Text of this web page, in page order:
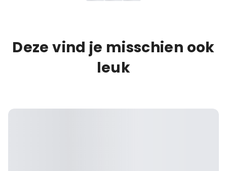
Deze vind je misschien ook
leuk